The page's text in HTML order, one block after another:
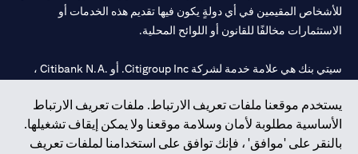
يستخدم موقعنا ملفات تعريف الارتباط. ملفات تعريف الارتباط
الأساسية مطلوبة لأمان وسلامة موقعنا ولا يمكن إيقاف تشغيلها.
بالنقر على 'موافق' ، فإنك توافق على استخدامنا لملفات تعريف
للأشخاص المقيمين في أي دولةٍ يكون فيها تقديم هذه الخدمات أو
الاستثمارات مخالفًا للقانون أو اللوائح المحلية.
سيتي بنك هي علامة خدمة لشركة Citigroup Inc. أو .Citibank N.A ،
سيتي بنك إن. إيه. الإمارات مسجل لدى مصرف الإمارات المركزي تحت
أرقام التراخيص 202563 لفرع الوصل في دبي، 531989 لفرع مول